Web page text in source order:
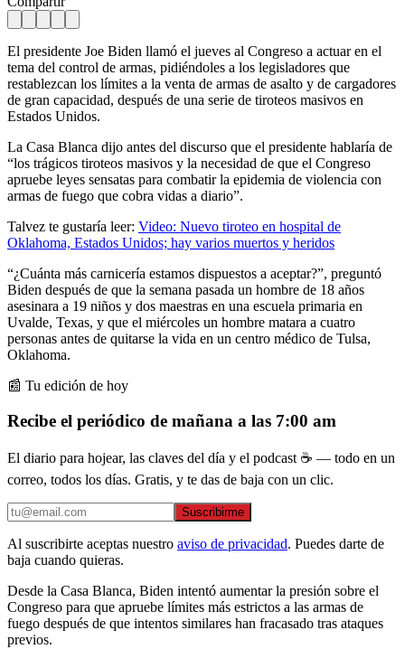
El presidente Joe Biden llamó el jueves al Congreso a actuar en el
tema del control de armas, pidiéndoles a los legisladores que
restablezcan los límites a la venta de armas de asalto y de cargadores
de gran capacidad, después de una serie de tiroteos masivos en
Estados Unidos.
La Casa Blanca dijo antes del discurso que el presidente hablaría de
“los trágicos tiroteos masivos y la necesidad de que el Congreso
apruebe leyes sensatas para combatir la epidemia de violencia con
armas de fuego que cobra vidas a diario”.
Talvez te gustaría leer: Video: Nuevo tiroteo en hospital de
Oklahoma, Estados Unidos; hay varios muertos y heridos
“¿Cuánta más carnicería estamos dispuestos a aceptar?”, preguntó
Biden después de que la semana pasada un hombre de 18 años
asesinara a 19 niños y dos maestras en una escuela primaria en
Uvalde, Texas, y que el miércoles un hombre matara a cuatro
personas antes de quitarse la vida en un centro médico de Tulsa,
Oklahoma.
📰 Tu edición de hoy
Recibe el periódico de mañana a las 7:00 am
El diario para hojear, las claves del día y el podcast ☕ — todo en un
correo, todos los días. Gratis, y te das de baja con un clic.
Suscribirme
Al suscribirte aceptas nuestro aviso de privacidad. Puedes darte de
baja cuando quieras.
Desde la Casa Blanca, Biden intentó aumentar la presión sobre el
Congreso para que apruebe límites más estrictos a las armas de
fuego después de que intentos similares han fracasado tras ataques
previos.